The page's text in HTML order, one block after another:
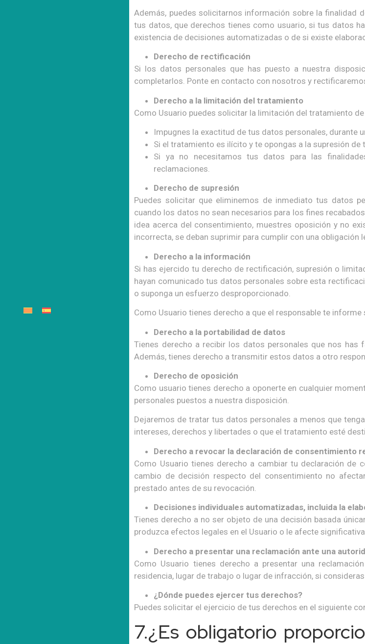
Además, puedes solicitarnos información sobre la finalidad
tus datos, que derechos tienes como usuario, si tus datos
existencia de decisiones automatizadas o de si existe
Derecho de rectificación
Si los datos personales que has puesto a nuestra
completarlos. Ponte en contacto con nosotros y
Derecho a la limitación del tratamiento
Como Usuario puedes solicitar la limitación del tratamiento
Impugnes la exactitud de tus datos personales, durante
Si el tratamiento es ilícito y te opongas a la supresión
Si ya no necesitamos tus datos para las
reclamaciones.
Derecho de supresión
Puedes solicitar que eliminemos de inmediato tus datos
cuando los datos no sean necesarios para los fines
idea acerca del consentimiento, muestres oposición y no
incorrecta, se deban suprimir para cumplir con una
Derecho a la información
Si has ejercido tu derecho de rectificación, supresión o
hayan comunicado tus datos personales sobre esta
o suponga un esfuerzo desproporcionado.
Como Usuario tienes derecho a que el responsable te
Derecho a la portabilidad de datos
Tienes derecho a recibir los datos personales que nos
Además, tienes derecho a transmitir estos datos a otro
Derecho de oposición
Como usuario tienes derecho a oponerte en cualquier
personales puestos a nuestra disposición.
Dejaremos de tratar tus datos personales a menos que
intereses, derechos y libertades o que el tratamiento esté
Derecho a revocar la declaración de consentimiento
Como Usuario tienes derecho a cambiar tu declaración de
cambio de decisión respecto del consentimiento no
prestado antes de su revocación.
Decisiones individuales automatizadas, incluida la
Tienes derecho a no ser objeto de una decisión basada
produzca efectos legales en el Usuario o le afecte
Derecho a presentar una reclamación ante una
Como Usuario tienes derecho a presentar una
residencia, lugar de trabajo o lugar de infracción, si
¿Dónde puedes ejercer tus derechos?
Puedes solicitar el ejercicio de tus derechos en el siguiente
7.¿Es obligatorio